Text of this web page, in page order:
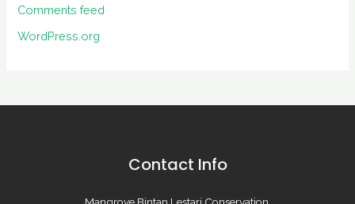
Comments feed
WordPress.org
Contact Info
Mangrove Bintan Lestari Conservation.